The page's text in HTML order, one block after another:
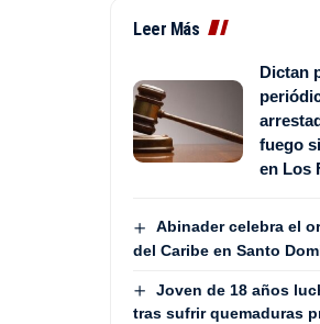
Leer Más
Dictan
fuego
en Los
Abinader celebra el
del Caribe en Santo
Joven de 18 años
tras sufrir quemaduras